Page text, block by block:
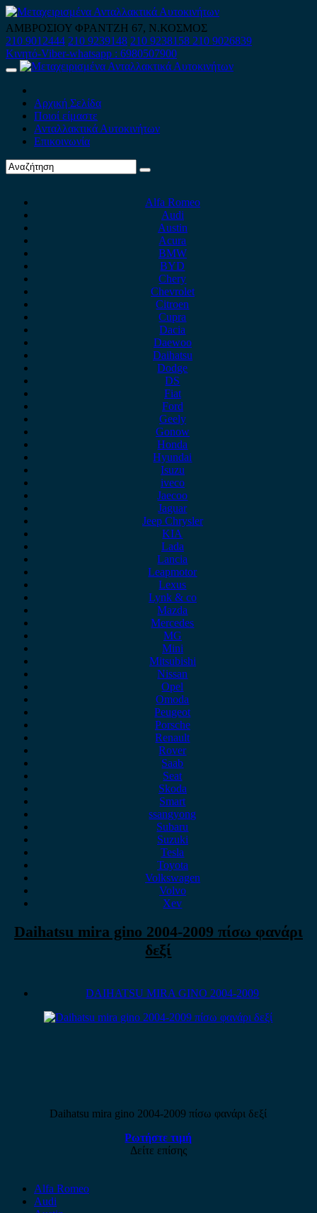
Skip
to
content
ΑΜΒΡΟΣΙΟΥ ΦΡΑΝΤΖΗ 67, Ν.ΚΟΣΜΟΣ
210 9012444 210 9239148 210 9238158 210 9026839
Κινητό-Viber-whatsapp : 6980507900
Primary
Αρχική Σελίδα
Ποιοί είμαστε
Ανταλλακτικά Αυτοκινήτων
Επικοινωνία
Alfa Romeo
Audi
Austin
Acura
BMW
BYD
Chery
Chevrolet
Citroen
Cupra
Dacia
Daewoo
Daihatsu
Dodge
DS
Fiat
Ford
Geely
Gonow
Honda
Hyundai
Isuzu
iveco
Jaecoo
Jaguar
Jeep Chrysler
KIA
Lada
Lancia
Leapmotor
Lexus
Lynk & co
Mazda
Mercedes
MG
Mini
Mitsubishi
Nissan
Opel
Omoda
Peugeot
Porsche
Renault
Rover
Saab
Seat
Skoda
Smart
ssangyong
Subaru
Suzuki
Tesla
Toyota
Volkswagen
Volvo
Xev
Daihatsu mira gino 2004-2009 πίσω φανάρι
δεξί
DAIHATSU MIRA GINO 2004-2009
Daihatsu mira gino 2004-2009 πίσω φανάρι δεξί
Ρωτήστε τιμή
Δείτε επίσης
Alfa Romeo
Audi